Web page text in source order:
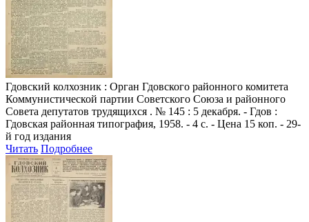
Гдовский колхозник : Орган Гдовского районного комитета
Коммунистической партии Советского Союза и районного
Совета депутатов трудящихся . № 145 : 5 декабря. - Гдов :
Гдовская районная типография, 1958. - 4 с. - Цена 15 коп. - 29-
й год издания
Читать Подробнее